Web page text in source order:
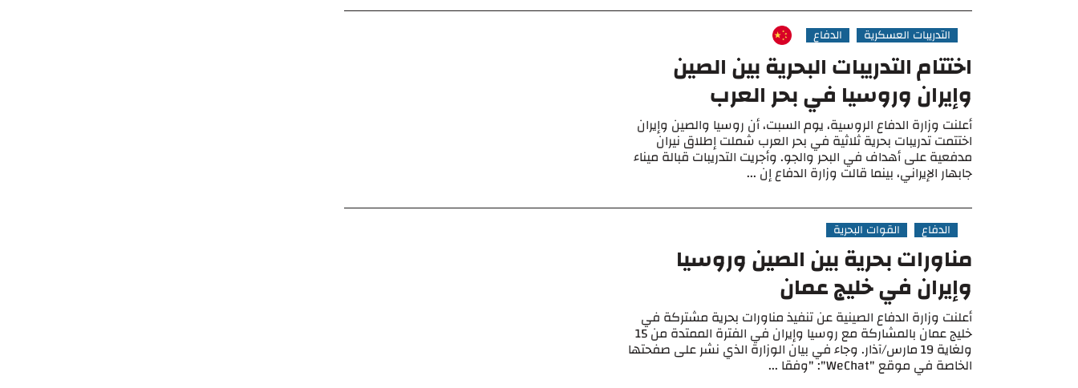
التدريبات العسكرية الدفاع
اختتام التدريبات البحرية بين الصين
وإيران وروسيا في بحر العرب
أعلنت وزارة الدفاع الروسية، يوم السبت، أن روسيا والصين وإيران
اختتمت تدريبات بحرية ثلاثية في بحر العرب شملت إطلاق نيران
مدفعية على أهداف في البحر والجو. وأجريت التدريبات قبالة ميناء
جابهار الإيراني، بينما قالت وزارة الدفاع إن ...
الدفاع القوات البحرية
مناورات بحرية بين الصين وروسيا
وإيران في خليج عمان
أعلنت وزارة الدفاع الصينية عن تنفيذ مناورات بحرية مشتركة في
خليج عمان بالمشاركة مع روسيا وإيران في الفترة الممتدة من 15
ولغاية 19 مارس/آذار. وجاء في بيان الوزارة الذي نشر على صفحتها
الخاصة في موقع "WeChat": "وفقا ...